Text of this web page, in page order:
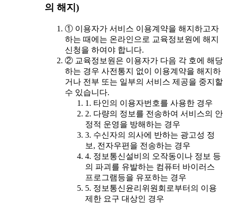
의 해지)
① 이용자가 서비스 이용계약을 해지하고자
하는 때에는 온라인으로 교육정보원에 해지
신청을 하여야 합니다.
② 교육정보원은 이용자가 다음 각 호에 해당
하는 경우 사전통지 없이 이용계약을 해지하
거나 전부 또는 일부의 서비스 제공을 중지할
수 있습니다.
1. 타인의 이용자번호를 사용한 경우
2. 다량의 정보를 전송하여 서비스의 안
정적 운영을 방해하는 경우
3. 수신자의 의사에 반하는 광고성 정
보, 전자우편을 전송하는 경우
4. 정보통신설비의 오작동이나 정보 등
의 파괴를 유발하는 컴퓨터 바이러스
프로그램등을 유포하는 경우
5. 정보통신윤리위원회로부터의 이용
제한 요구 대상인 경우